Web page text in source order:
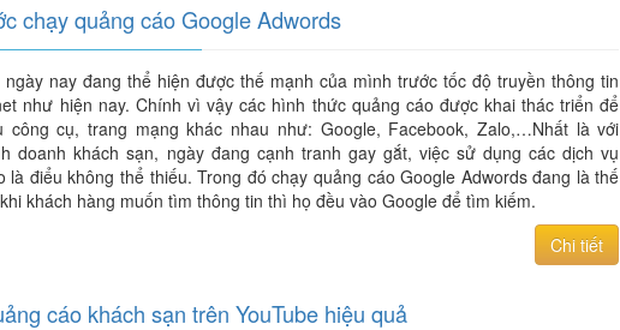
chạy quảng cáo Google Adwords
ngày nay đang thể hiện được thế mạnh của mình trước tốc độ truyền thông tin
như hiện nay. Chính vì vậy các hình thức quảng cáo được khai thác triển để
công cụ, trang mạng khác nhau như: Google, Facebook, Zalo,…Nhất là với
doanh khách sạn, ngày đang cạnh tranh gay gắt, việc sử dụng các dịch vụ
là điểu không thể thiếu. Trong đó chạy quảng cáo Google Adwords đang là thế
khách hàng muốn tìm thông tin thì họ đều vào Google để tìm kiếm.
Chi tiết
cáo khách sạn trên YouTube hiệu quả